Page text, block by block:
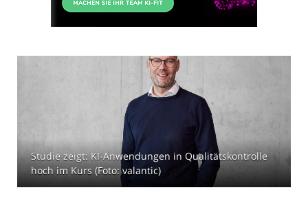
Studie zeigt: KI-Anwendungen in Qualitätskontrolle
hoch im Kurs (Foto: valantic)